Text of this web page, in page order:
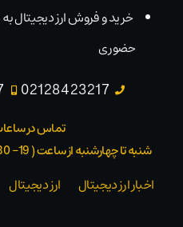
خرید و فروش ارز دیجیتال
حضوری
02128423217
تماس در
شنبه تا چهارشنبه از ساعت ( 19- 9:30 ) پنجشنبه (17 - 9:30 )​
اخبار ارز دیجیتال ارز دیجیتال